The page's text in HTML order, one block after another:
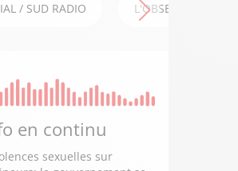
/ SUD RADIO L'OBSERVATOIRE
en continu
sexuelles sur